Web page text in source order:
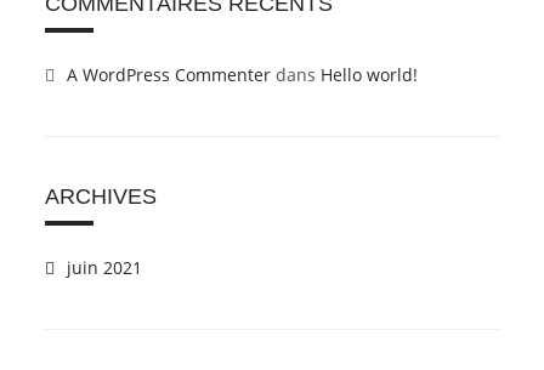
A WordPress Commenterdans Hello world!
ARCHIVES
juin 2021